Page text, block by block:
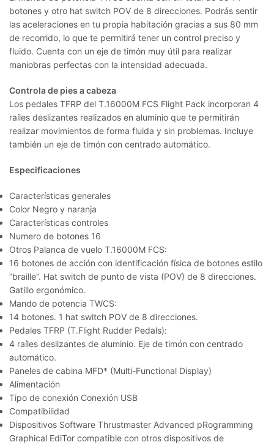
botones y otro hat switch POV de 8 direcciones. Podrás sentir
las aceleraciones en tu propia habitación gracias a sus 80 mm
de recorrido, lo que te permitirá tener un control preciso y
fluido. Cuenta con un eje de timón muy útil para realizar
maniobras perfectas con la intensidad adecuada.
Controla de pies a cabeza
Los pedales TFRP del T.16000M FCS Flight Pack incorporan 4
raíles deslizantes realizados en aluminio que te permitirán
realizar movimientos de forma fluida y sin problemas. Incluye
también un eje de timón con centrado automático.
Especificaciones
Características generales
Color Negro y naranja
Características controles
Numero de botones 16
Otros Palanca de vuelo T.16000M FCS:
16 botones de acción con identificación física de botones estilo
“braille”. Hat switch de punto de vista (POV) de 8 direcciones.
Gatillo ergonómico.
Mando de potencia TWCS:
14 botones. 1 hat switch POV de 8 direcciones.
Pedales TFRP (T.Flight Rudder Pedals):
4 raíles deslizantes de aluminio. Eje de timón con centrado
automático.
Paneles de cabina MFD* (Multi-Functional Display)
Alimentación
Tipo de conexión Conexión USB
Compatibilidad
Dispositivos Software Thrustmaster Advanced pRogramming
Graphical EdiTor compatible con otros dispositivos de